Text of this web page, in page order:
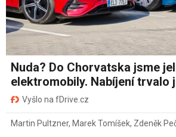
Nuda? Do Chorvatska jsme
elektromobily. Nabíjení trvalo
Vyšlo na fDrive.cz
Martin Pultzner, Marek Tomíšek, Zdeněk